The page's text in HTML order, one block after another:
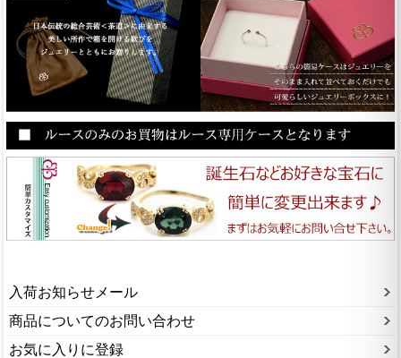
入荷お知らせメール
商品についてのお問い合わせ
お気に入りに登録